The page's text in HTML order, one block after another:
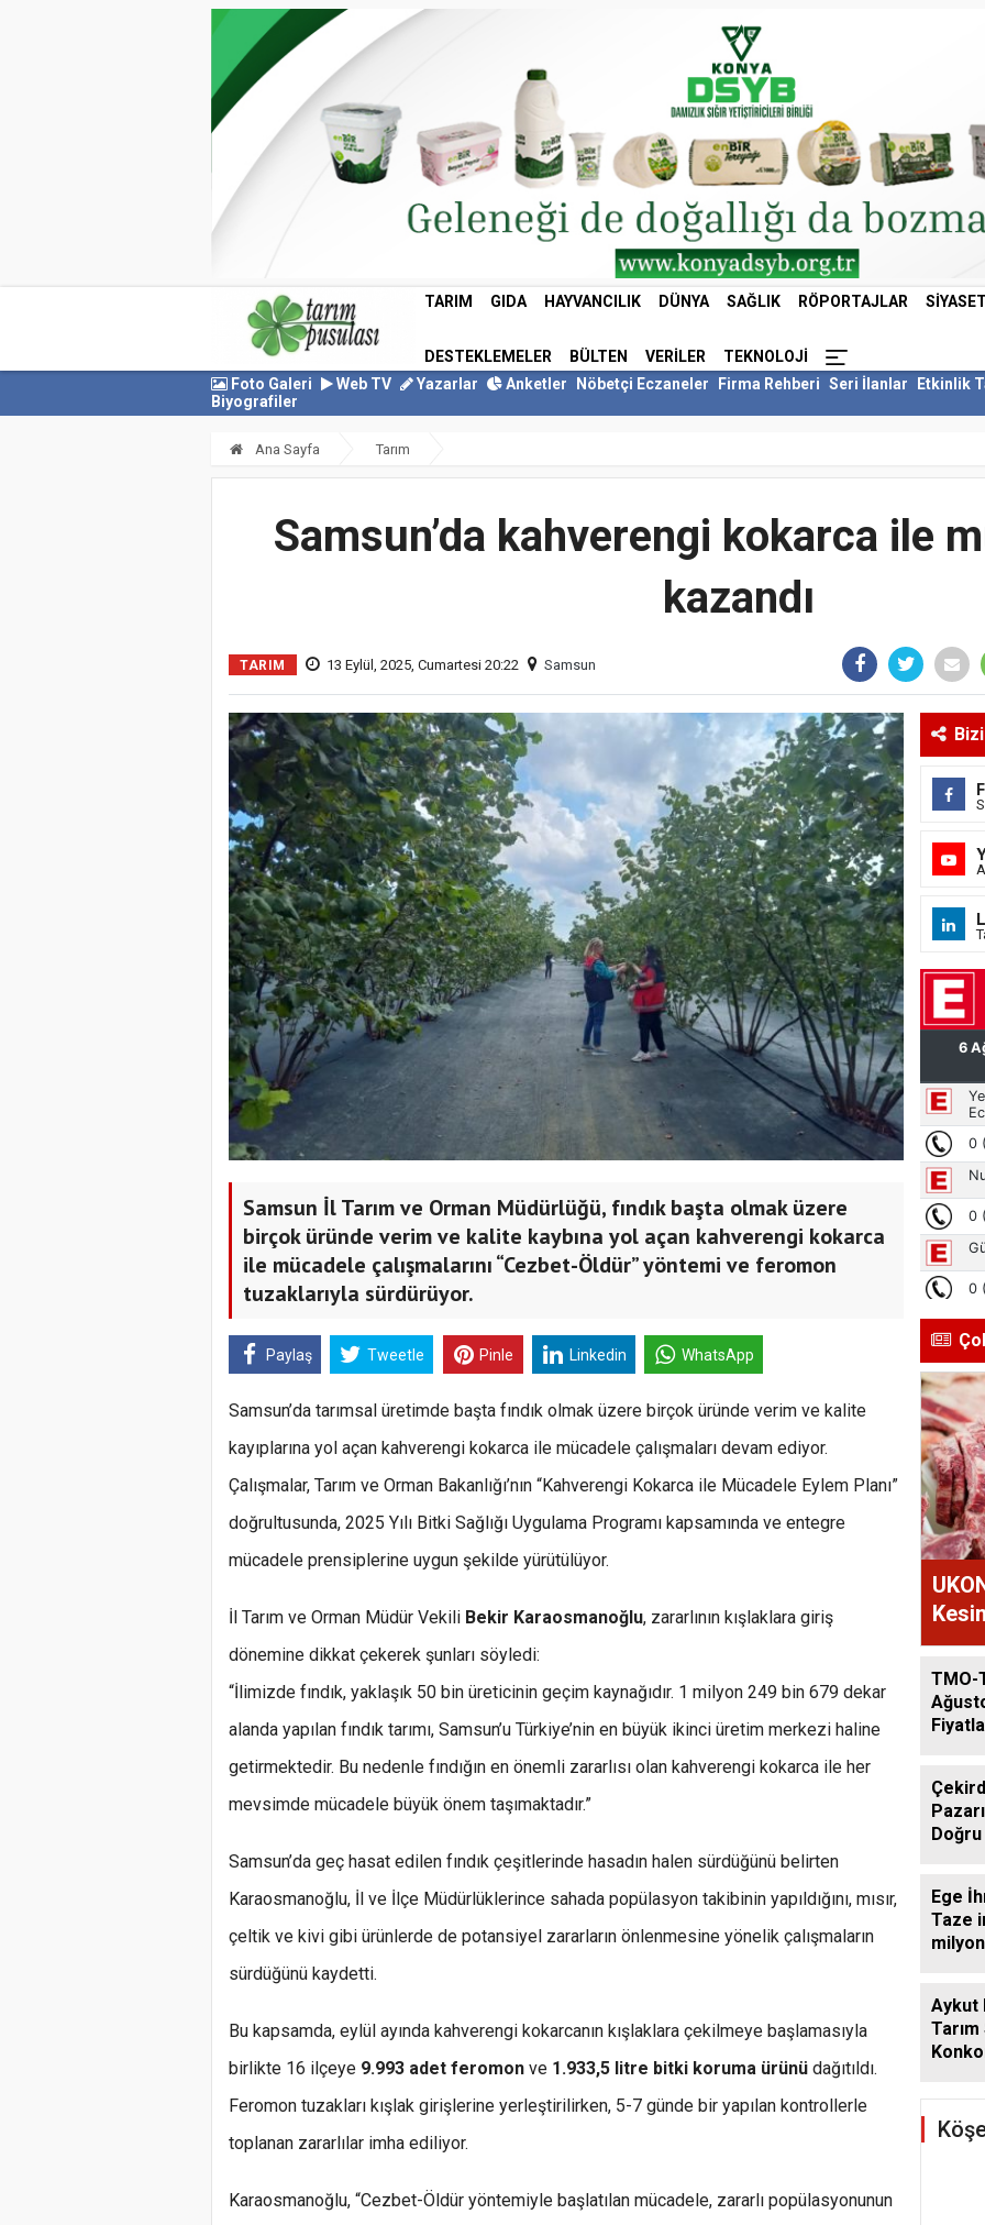
TARIM GIDA HAYVANCILIK DÜNYA SAĞLIK RÖPORTAJLAR SIYASET
DESTEKLEMELER BÜLTEN VERILER
TEKNOLOJI
Foto Galeri
Web TV Yazarlar Anketler Nöbetçi Eczaneler Firma Rehberi Seri İlanlar
Etkinlik
Biyografiler
Ana Sayfa Tarım
Samsun’da kahverengi kokarca ile
kazandı
TARIM 13 Eylül, 2025, Cumartesi 20:22 Samsun
Samsun İl Tarım ve Orman Müdürlüğü, fındık başta olmak üzere
birçok üründe verim ve kalite kaybına yol açan kahverengi kokarca
ile mücadele çalışmalarını “Cezbet-Öldür” yöntemi ve feromon
tuzaklarıyla sürdürüyor.
Paylaş Tweetle Pinle Linkedin WhatsApp
Samsun’da tarımsal üretimde başta fındık olmak üzere birçok üründe verim ve kalite
kayıplarına yol açan kahverengi kokarca ile mücadele çalışmaları devam ediyor.
Çalışmalar, Tarım ve Orman Bakanlığı’nın “Kahverengi Kokarca ile Mücadele Eylem Planı”
doğrultusunda, 2025 Yılı Bitki Sağlığı Uygulama Programı kapsamında ve entegre
mücadele prensiplerine uygun şekilde yürütülüyor.
İl Tarım ve Orman Müdür Vekili Bekir Karaosmanoğlu, zararlının kışlaklara giriş
dönemine dikkat çekerek şunları söyledi:
“İlimizde fındık, yaklaşık 50 bin üreticinin geçim kaynağıdır. 1 milyon 249 bin 679 dekar
alanda yapılan fındık tarımı, Samsun’u Türkiye’nin en büyük ikinci üretim merkezi haline
getirmektedir. Bu nedenle fındığın en önemli zararlısı olan kahverengi kokarca ile her
mevsimde mücadele büyük önem taşımaktadır.”
Samsun’da geç hasat edilen fındık çeşitlerinde hasadın halen sürdüğünü belirten
Karaosmanoğlu, İl ve İlçe Müdürlüklerince sahada popülasyon takibinin yapıldığını, mısır,
çeltik ve kivi gibi ürünlerde de potansiyel zararların önlenmesine yönelik çalışmaların
sürdüğünü kaydetti.
Bu kapsamda, eylül ayında kahverengi kokarcanın kışlaklara çekilmeye başlamasıyla
birlikte 16 ilçeye 9.993 adet feromon ve 1.933,5 litre bitki koruma ürünü dağıtıldı.
Feromon tuzakları kışlak girişlerine yerleştirilirken, 5-7 günde bir yapılan kontrollerle
toplanan zararlılar imha ediliyor.
Karaosmanoğlu, “Cezbet-Öldür yöntemiyle başlatılan mücadele, zararlı popülasyonunun
TMO-
Ege
Taze
Aykut